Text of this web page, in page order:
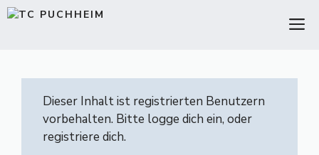
Zum
Dieser Inhalt ist registrierten Benutzern
vorbehalten. Bitte logge dich ein, oder
registriere dich.